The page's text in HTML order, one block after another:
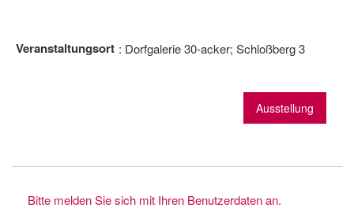
Veranstaltungsort Dorfgalerie 30-acker; Schloßberg 3
Ausstellung
Bitte melden Sie sich mit Ihren Benutzerdaten an.